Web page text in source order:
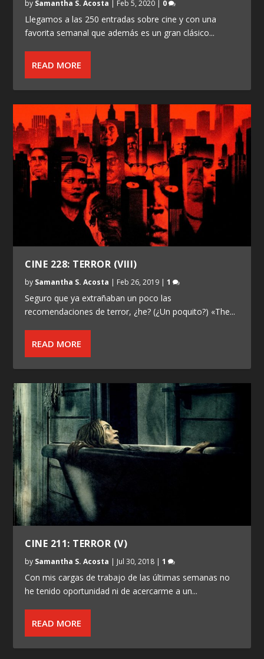
by Samantha S. Acosta | Feb 5, 2020 | 0
Llegamos a las 250 entradas sobre cine y con una
favorita semanal que además es un gran clásico...
READ MORE
CINE 228: TERROR (VIII)
by Samantha S. Acosta | Feb 26, 2019 |1
Seguro que ya extrañaban un poco las
recomendaciones de terror, ¿he? (¿Un poquito?) «The...
READ MORE
CINE 211: TERROR (V)
by Samantha S. Acosta | Jul 30, 2018 |1
Con mis cargas de trabajo de las últimas semanas no
he tenido oportunidad ni de acercarme a un...
READ MORE